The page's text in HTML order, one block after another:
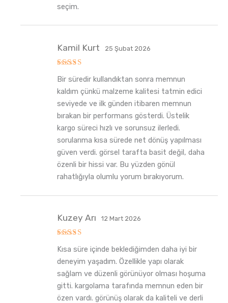
seçim.
üzerinden
5
oy aldı
Kamil Kurt 25 Şubat 2026
Bir süredir kullandıktan sonra memnun
kaldım çünkü malzeme kalitesi tatmin edici
seviyede ve ilk günden itibaren memnun
bırakan bir performans gösterdi. Üstelik
kargo süreci hızlı ve sorunsuz ilerledi.
sorularıma kısa sürede net dönüş yapılması
güven verdi. görsel tarafta basit değil, daha
özenli bir hissi var. Bu yüzden gönül
rahatlığıyla olumlu yorum bırakıyorum.
üzerinden
5
oy aldı
Kuzey Arı 12 Mart 2026
Kısa süre içinde beklediğimden daha iyi bir
deneyim yaşadım. Özellikle yapı olarak
sağlam ve düzenli görünüyor olması hoşuma
gitti. kargolama tarafında memnun eden bir
özen vardı. görünüş olarak da kaliteli ve derli